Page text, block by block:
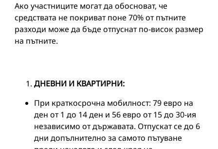
Ако участниците могат да обосноват, че
средствата не покриват поне 70% от пътните
разходи може да бъде отпуснат по-висок размер
на пътните.
ДНЕВНИ И КВАРТИРНИ:
При краткосрочна мобилност: 79 евро на
ден от 1 до 14 ден и 56 евро от 15 до 30-ия
независимо от държавата. Отпускат се до 6
дни допълнително за самото пътуване